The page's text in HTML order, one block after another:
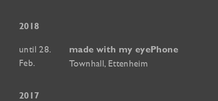
2018
until 28.
Feb.
made with my eyePhone
Townhall, Ettenheim
2017